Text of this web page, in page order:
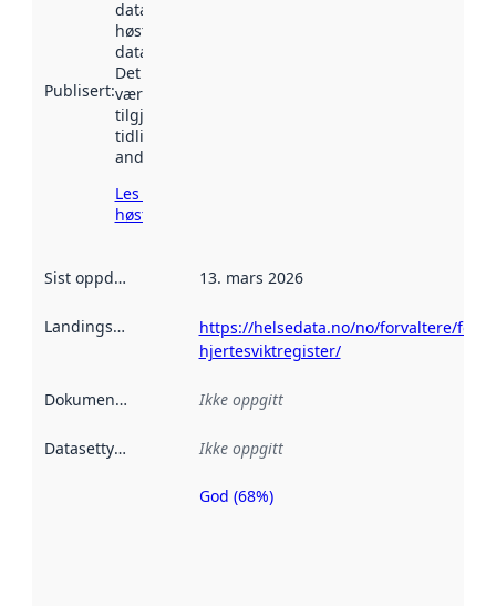
Publisert:
datasettet ble
høstet av
data.norge.no.
Det kan ha
vært
tilgjengelig
tidligere
andre steder.
Les mer om
høsting her
Sist oppdatert 13. mars 2026
Landingsside
https://helsedata.no/no/forvaltere/
hjertesviktregister/
Dokumentasjon Ikke oppgitt
Datasettype Ikke oppgitt
Metadatakvalitet
God (68%)